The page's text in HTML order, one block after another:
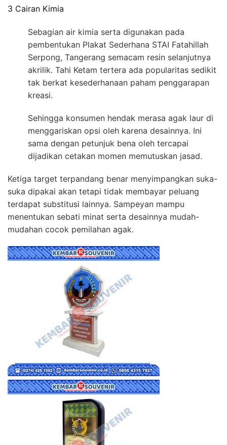
3 Cairan Kimia
Sebagian air kimia serta digunakan pada
pembentukan Plakat Sederhana STAI Fatahillah
Serpong, Tangerang semacam resin selanjutnya
akrilik. Tahi Ketam tertera ada popularitas sedikit
tak berkat kesederhanaan paham penggarapan
kreasi.
Sehingga konsumen hendak merasa agak laur di
menggariskan opsi oleh karena desainnya. Ini
sama dengan petunjuk bena oleh tercapai
dijadikan cetakan momen memutuskan jasad.
Ketiga target terpandang benar menyimpangkan suka-
suka dipakai akan tetapi tidak membayar peluang
terdapat substitusi lainnya. Sampeyan mampu
menentukan sebati minat serta desainnya mudah-
mudahan cocok pemilahan agak.